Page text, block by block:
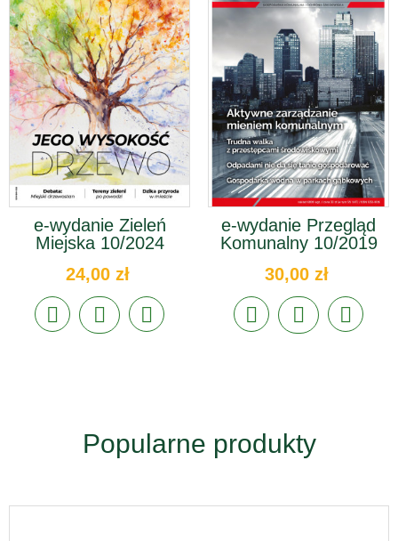
e-wydanie Zieleń
Miejska 10/2024
24,00 zł
e-wydanie Przegląd
Komunalny 10/2019
30,00 zł
Popularne produkty